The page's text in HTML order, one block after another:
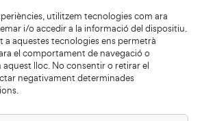
utilitzem tecnologies com ara
i/o accedir a la informació del dispositiu.
a aquestes tecnologies ens permetrà
el comportament de navegació o
lloc. No consentir o retirar el
negativament determinades